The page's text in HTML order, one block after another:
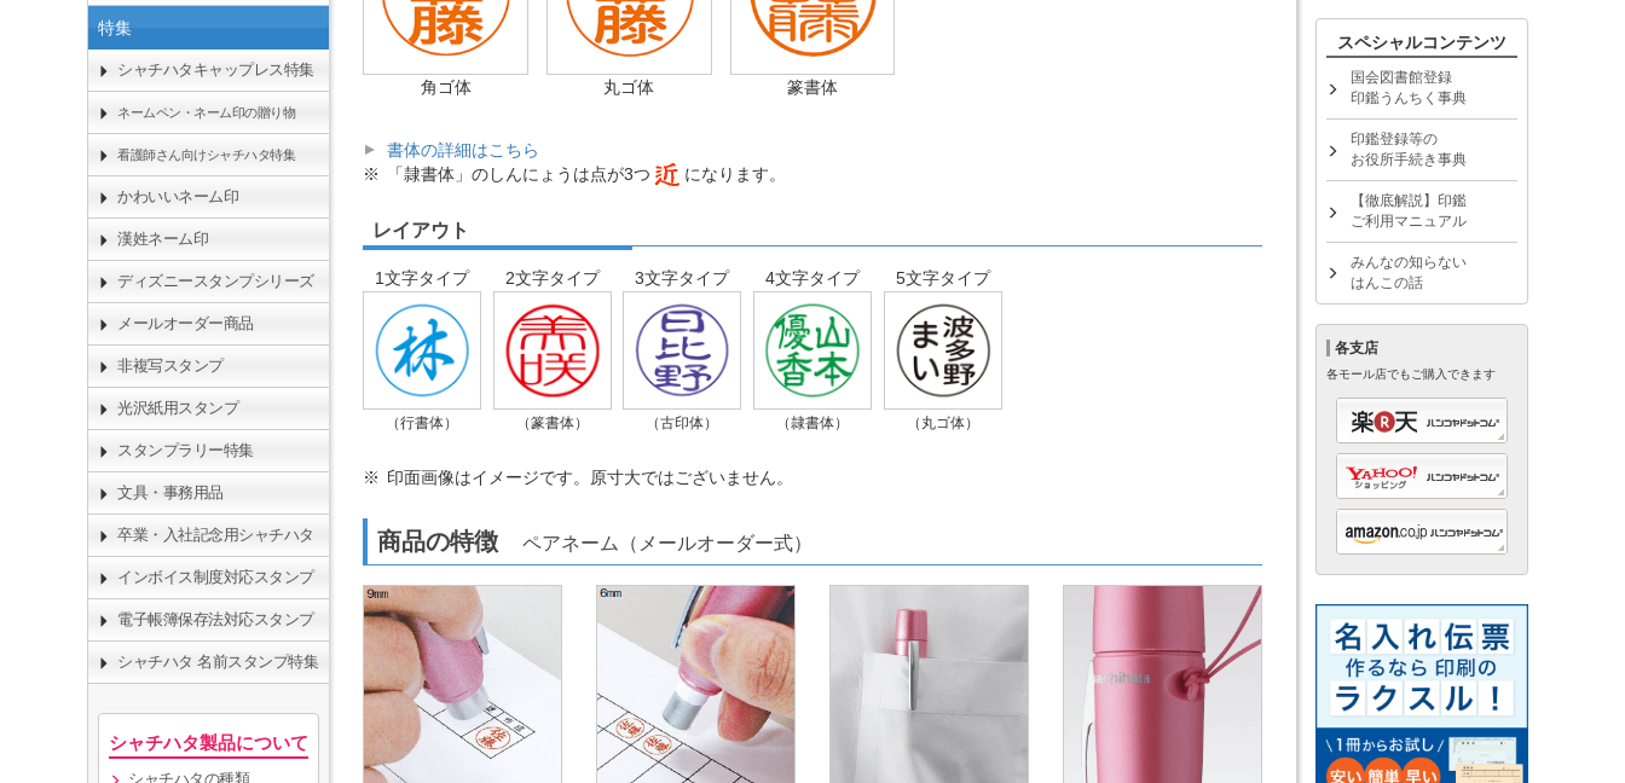
角ゴ体 丸ゴ体 篆書体
書体の詳細はこちら
「隷書体」のしんにょうは点が3つ
になります。
レイアウト
1文字タイプ
（行書体）
2文字タイプ
（篆書体）
3文字タイプ
（古印体）
4文字タイプ
（隷書体）
5文字タイプ
（丸ゴ体）
印面画像はイメージです。原寸大ではございません。
商品の特徴 ペアネーム（メールオーダー式）
特集
シャチハタキャップレス特集
ネームペン・ネーム印の贈り物
看護師さん向けシャチハタ特集
かわいいネーム印
漢姓ネーム印
ディズニースタンプシリーズ
メールオーダー商品
非複写スタンプ
光沢紙用スタンプ
スタンプラリー特集
文具・事務用品
卒業・入社記念用シャチハタ
インボイス制度対応スタンプ
電子帳簿保存法対応スタンプ
シャチハタ 名前スタンプ特集
シャチハタ製品について
シャチハタの種類
スペシャルコンテンツ
国会図書館登録
印鑑うんちく事典
印鑑登録等の
お役所手続き事典
【徹底解説】印鑑
ご利用マニュアル
みんなの知らない
はんこの話
各支店
各モール店でもご購入できます